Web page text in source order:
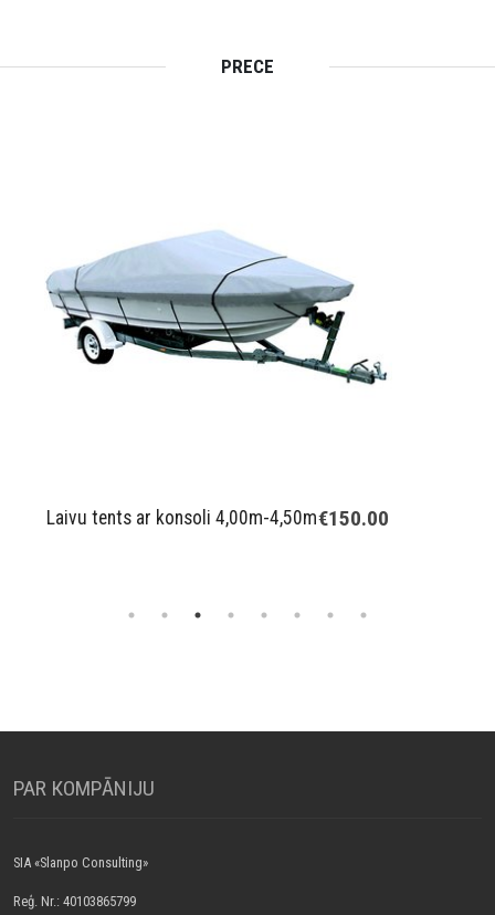
PRECE
Laivu tents ar konsoli 4,00m-4,50m€150.00
PAR КOMPĀNIJU
SIA «Slanpo Consulting»
Reģ. Nr.: 40103865799